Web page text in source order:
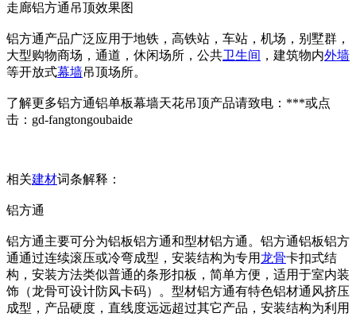
走廊铝方通吊顶效果图
铝方通产品广泛应用于地铁，高铁站，车站，机场，别墅群，
大型购物商场，通道，休闲场所，公共卫生间 ，建筑物内外墙
等开放式幕墙吊顶场所。
了解更多铝方通铝单板幕墙天花吊顶产品请致电：***或点
击：gd-fangtongoubaide
相关建材词条解释：
铝方通
铝方通主要可分为铝板铝方通和型材铝方通。铝方通铝板铝方
通通过连续滚压或冷弯成型，安装结构为专用龙骨卡扣式结
构，安装方法类似普通的条形扣板，简单方便，适用于室内装
饰（龙骨可设计防风卡码）。型材铝方通有特色铝材通风挤压
成型，产品硬度，直线度远远超过其它产品，安装结构为利用